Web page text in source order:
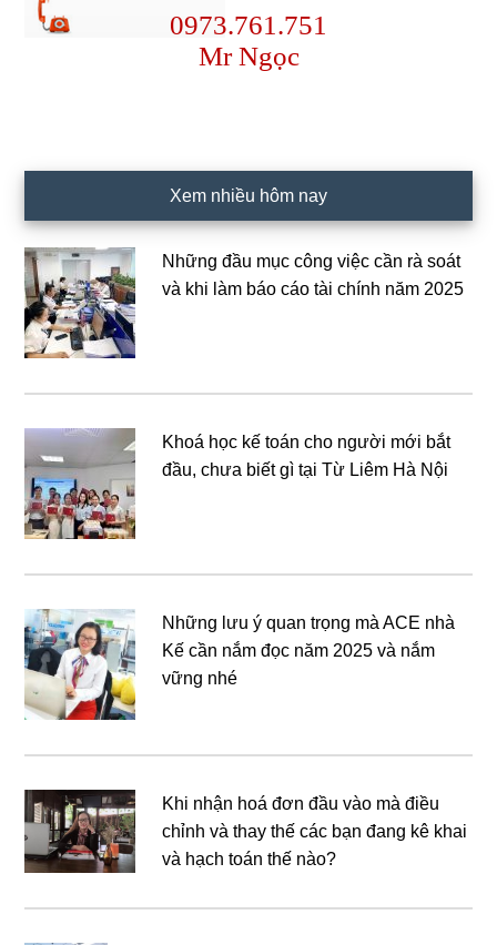
0973.761.751
Mr Ngọc
Xem nhiều hôm nay
Những đầu mục công việc cần rà soát
và khi làm báo cáo tài chính năm 2025
Khoá học kế toán cho người mới bắt
đầu, chưa biết gì tại Từ Liêm Hà Nội
Những lưu ý quan trọng mà ACE nhà
Kế cần nắm đọc năm 2025 và nắm
vững nhé
Khi nhận hoá đơn đầu vào mà điều
chỉnh và thay thế các bạn đang kê khai
và hạch toán thế nào?